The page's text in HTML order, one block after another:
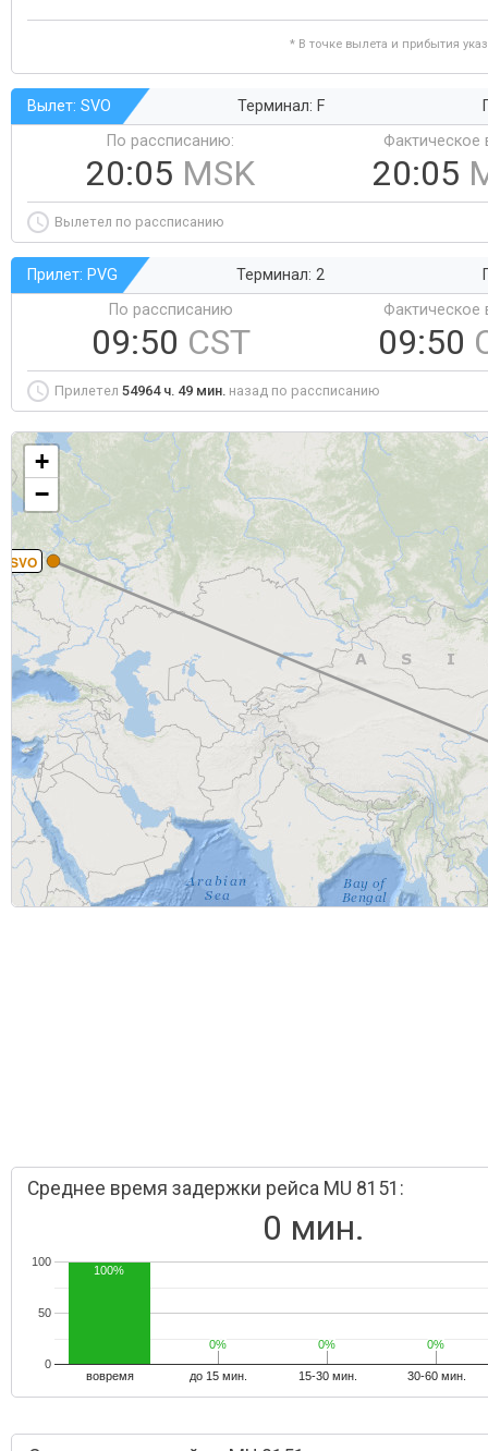
* В точке вылета и прибытия
Вылет: SVO Терминал: F
По рассписанию:
20:05 MSK
Фактическое
20:05
Вылетел по рассписанию
Прилет: PVG Терминал: 2
По рассписанию
09:50 CST
Фактическое
09:50
Прилетел 54964 ч. 49 мин. назад по рассписанию
SVO
+
−
Среднее время задержки рейса MU 8151:
0 мин.
вовремя до 15 мин. 15-30 мин. 30-60 мин.
0
50
100
100%
0%
0% 0%
0% 0%
0%